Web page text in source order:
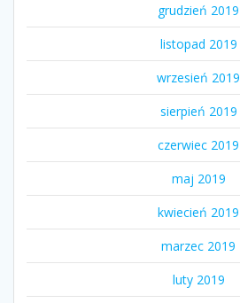
grudzień 2019
listopad 2019
wrzesień 2019
sierpień 2019
czerwiec 2019
maj 2019
kwiecień 2019
marzec 2019
luty 2019